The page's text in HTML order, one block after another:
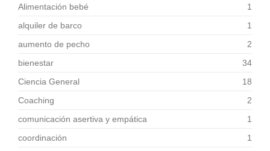
Alimentación bebé
1
alquiler de barco
1
aumento de pecho
2
bienestar
34
Ciencia General
18
Coaching
2
comunicación asertiva y empática
1
coordinación
1